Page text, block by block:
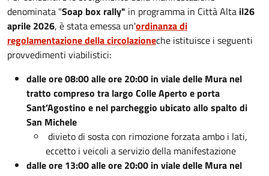
denominata "Soap box rally" in programma in Città Alta il26
aprile 2026, è stata emessa un'ordinanza di
regolamentazione della circolazioneche istituisce i seguenti
provvedimenti viabilistici:
dalle ore 08:00 alle ore 20:00 in viale delle Mura nel
tratto compreso tra largo Colle Aperto e porta
Sant’Agostino e nel parcheggio ubicato allo spalto di
San Michele
divieto di sosta con rimozione forzata ambo i lati,
eccetto i veicoli a servizio della manifestazione
dalle ore 13:00 alle ore 20:00 in viale delle Mura nel